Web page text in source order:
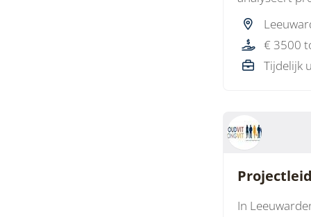
€ 3500
Tijdelijk
In